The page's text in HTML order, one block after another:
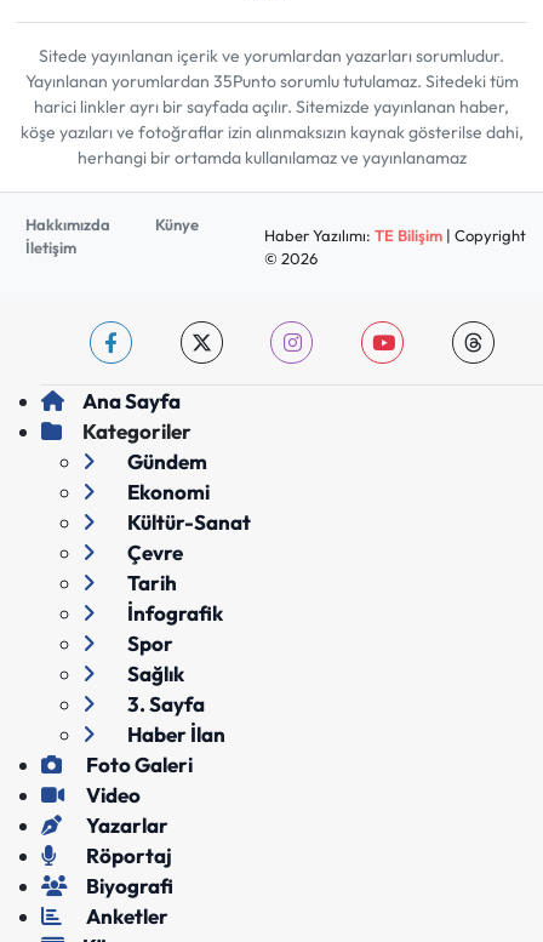
Sitede yayınlanan içerik ve yorumlardan yazarları sorumludur.
Yayınlanan yorumlardan 35Punto sorumlu tutulamaz. Sitedeki tüm
harici linkler ayrı bir sayfada açılır. Sitemizde yayınlanan haber,
köşe yazıları ve fotoğraflar izin alınmaksızın kaynak gösterilse dahi,
herhangi bir ortamda kullanılamaz ve yayınlanamaz
Hakkımızda
Künye
İletişim
Haber Yazılımı: TE Bilişim| Copyright
© 2026
Ana Sayfa
Kategoriler
Gündem
Ekonomi
Kültür-Sanat
Çevre
Tarih
İnfografik
Spor
Sağlık
3. Sayfa
Haber İlan
Foto Galeri
Video
Yazarlar
Röportaj
Biyografi
Anketler